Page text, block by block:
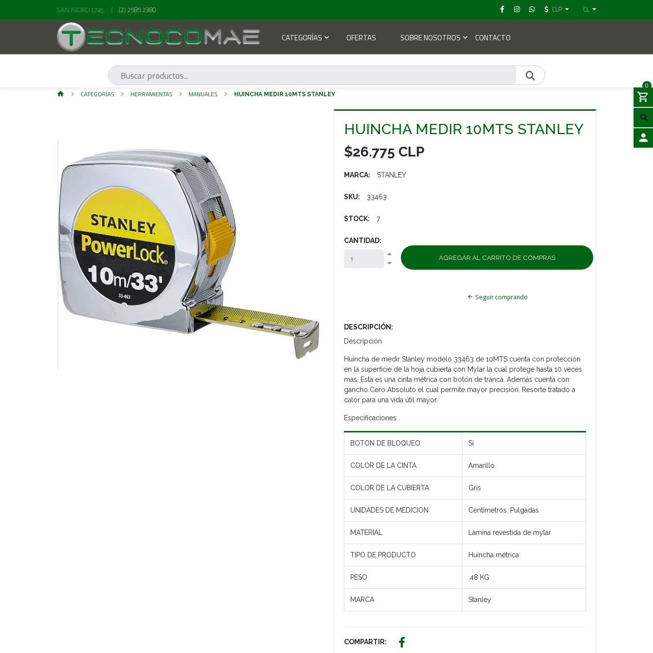
SAN ISIDRO 1745, (2) 2585 2380 CLP CL
CATEGORÍAS OFERTAS SOBRE NOSOTROS CONTACTO
0
CATEGORÍAS HERRAMIENTAS MANUALES HUINCHA MEDIR 10MTS STANLEY
HUINCHA MEDIR 10MTS STANLEY
$26.775 CLP
MARCA: STANLEY
SKU: 33463
STOCK: 7
CANTIDAD:
Seguir comprando
DESCRIPCIÓN:
Descripción
Huincha de medir Stanley modelo 33463 de 10MTS cuenta con protección
en la superficie de la hoja cubierta con Mylar la cual protege hasta 10 veces
mas. Esta es una cinta métrica con botón de tranca. Además cuenta con
gancho Cero Absoluto el cual permite mayor precisión. Resorte tratado a
calor para una vida útil mayor.
Especificaciones
BOTON DE BLOQUEO Sí
COLOR DE LA CINTA Amarillo
COLOR DE LA CUBIERTA Gris
UNIDADES DE MEDICION Centímetros. Pulgadas
MATERIAL Lámina revestida de mylar
TIPO DE PRODUCTO Huincha métrica
PESO .48 KG
MARCA Stanley
COMPARTIR: